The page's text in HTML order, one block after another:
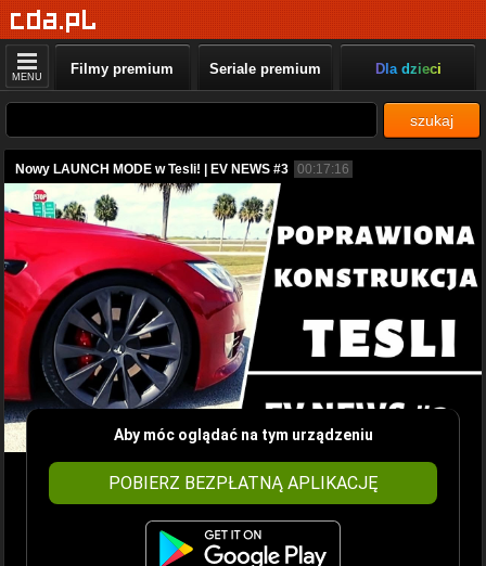
MENU Filmy premium Seriale premium Dla dzieci
szukaj
Nowy LAUNCH MODE w Tesli! | EV NEWS #3 00:17:16
Aby móc oglądać na tym urządzeniu
POBIERZ BEZPŁATNĄ APLIKACJĘ